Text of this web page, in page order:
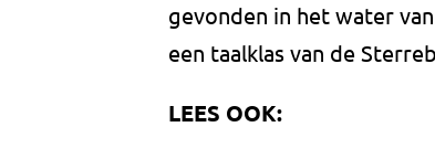
gevonden in het water
een taalklas van de
LEES OOK: